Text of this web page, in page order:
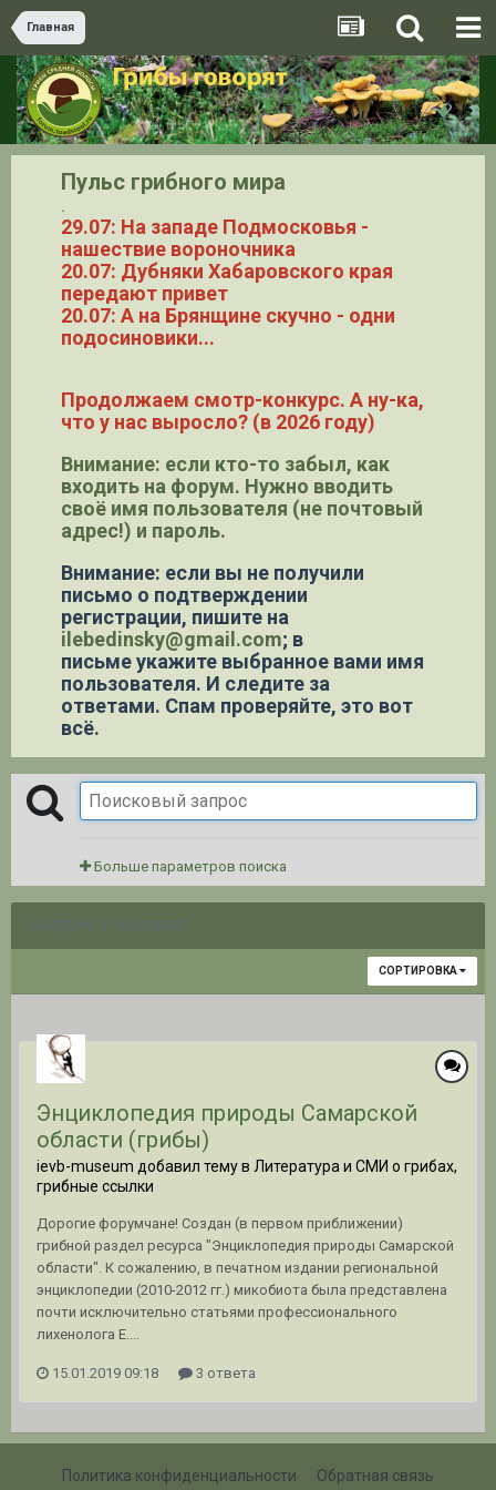
Главная
Пульс грибного мира
.
29.07: На западе Подмосковья -
нашествие вороночника
20.07: Дубняки Хабаровского края
передают привет
20.07: А на Брянщине скучно - одни
подосиновики...
Продолжаем смотр-конкурс. А ну-ка,
что у нас выросло? (в 2026 году)
Внимание: если кто-то забыл, как
входить на форум. Нужно вводить
своё имя пользователя (не почтовый
адрес!) и пароль.
Внимание: если вы не получили
письмо о подтверждении
регистрации, пишите на
ilebedinsky@gmail.com; в
письме укажите выбранное вами имя
пользователя. И следите за
ответами. Спам проверяйте, это вот
всё.
Больше параметров поиска
НАЙДЕНО 1 РЕЗУЛЬТАТ
СОРТИРОВКА
Энциклопедия природы Самарской
области (грибы)
ievb-museum добавил тему в Литература и СМИ о грибах,
грибные ссылки
Дорогие форумчане! Создан (в первом приближении)
грибной раздел ресурса "Энциклопедия природы Самарской
области". К сожалению, в печатном издании региональной
энциклопедии (2010-2012 гг.) микобиота была представлена
почти исключительно статьями профессионального
лихенолога Е....
15.01.2019 09:18 3 ответа
Политика конфиденциальности Обратная связь